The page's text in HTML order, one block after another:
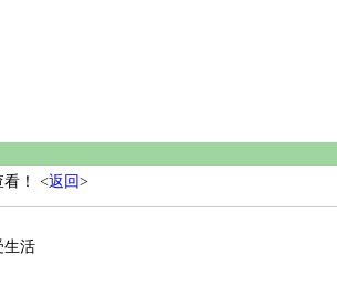
看！ <返回>
生活